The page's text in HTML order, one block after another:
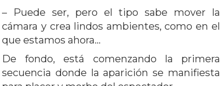
– Puede ser, pero el tipo sabe mover la
cámara y crea lindos ambientes, como en el
que estamos ahora…
De fondo, está comenzando la primera
secuencia donde la aparición se manifiesta